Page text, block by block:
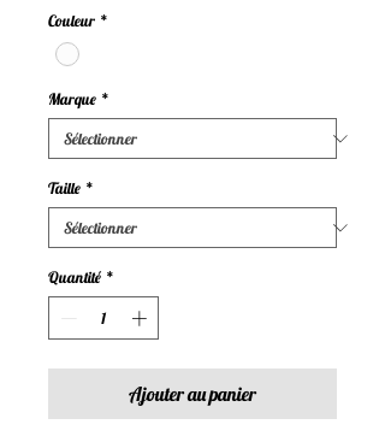
Couleur *
Marque *
Taille *
Quantité *
Ajouter au panier